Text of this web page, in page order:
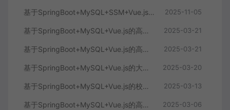
基于SpringBoot+MySQL+SSM+Vue.js的校园菜鸟驿站管理系统(附论文) 2025-11-05
基于SpringBoot+MySQL+Vue.js的高校物品捐赠管理系统(附论文) 2025-03-21
基于SpringBoot+MySQL+Vue.js的高校实习管理系统(附论文) 2025-03-21
基于SpringBoot+MySQL+Vue.js的大学生创新创业项目管理系统(附论文) 2025-03-20
基于SpringBoot+MySQL+Vue.js的校园生活服务系统(附论文) 2025-03-13
基于SpringBoot+MySQL+Vue.js的高校教师教研信息填报系统(附论文) 2025-03-06